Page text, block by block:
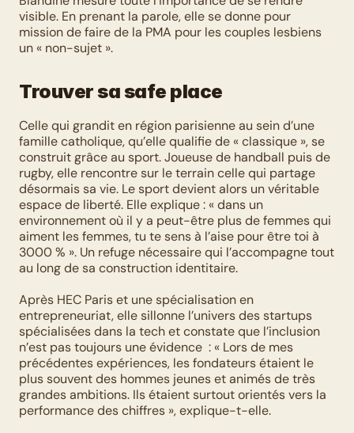
visible. En prenant la parole, elle se donne pour
mission de faire de la PMA pour les couples lesbiens
un « non-sujet ».
Trouver sa safe place
Celle qui grandit en région parisienne au sein d’une
famille catholique, qu’elle qualifie de « classique », se
construit grâce au sport. Joueuse de handball puis de
rugby, elle rencontre sur le terrain celle qui partage
désormais sa vie. Le sport devient alors un véritable
espace de liberté. Elle explique : « dans un
environnement où il y a peut-être plus de femmes qui
aiment les femmes, tu te sens à l’aise pour être toi à
3000 % ». Un refuge nécessaire qui l’accompagne tout
au long de sa construction identitaire.
Après HEC Paris et une spécialisation en
entrepreneuriat, elle sillonne l’univers des startups
spécialisées dans la tech et constate que l’inclusion
n’est pas toujours une évidence  : « Lors de mes
précédentes expériences, les fondateurs étaient le
plus souvent des hommes jeunes et animés de très
grandes ambitions. Ils étaient surtout orientés vers la
performance des chiffres », explique-t-elle.